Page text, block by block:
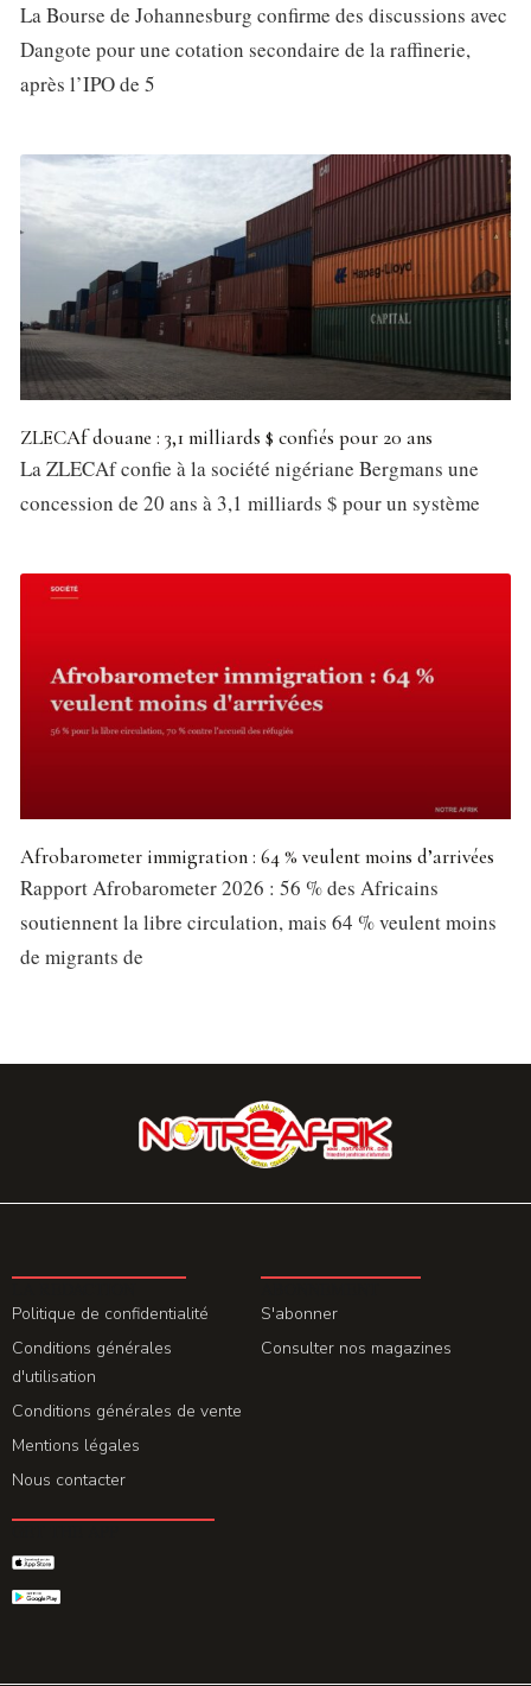
La Bourse de Johannesburg confirme des discussions avec
Dangote pour une cotation secondaire de la raffinerie,
après l’IPO de 5
ZLECAf douane : 3,1 milliards $ confiés pour 20 ans
La ZLECAf confie à la société nigériane Bergmans une
concession de 20 ans à 3,1 milliards $ pour un système
Afrobarometer immigration : 64 % veulent moins d’arrivées
Rapport Afrobarometer 2026 : 56 % des Africains
soutiennent la libre circulation, mais 64 % veulent moins
de migrants de
Politique de confidentialité
Conditions générales
d'utilisation
Conditions générales de vente
Mentions légales
Nous contacter
S'abonner
Consulter nos magazines